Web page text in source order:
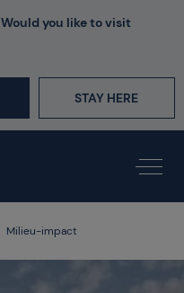
Would you like to visit
STAY HERE
Milieu-impact